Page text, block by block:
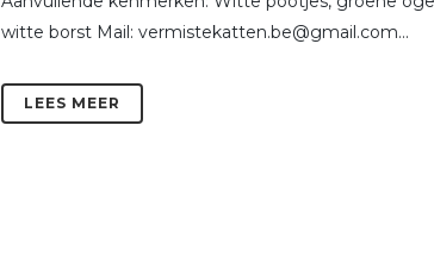
witte borst Mail: vermistekatten.be@gmail.com...
LEES MEER